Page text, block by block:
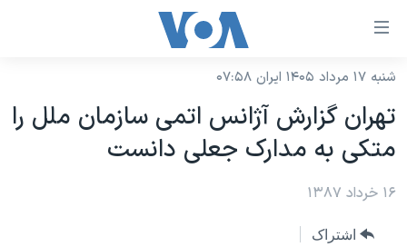
لینکهای
دسترسی
جهش
محتوای
اصلی
نسخه سبک وب‌سایت
موضوع ها
ایران
آمریکا
برنامه های تلویزیونی
جدول برنامه ها
شنبه ۱۷ مرداد ۱۴۰۵ ایران ۰۷:۵۸
تهران گزارش آژانس اتمی سازمان ملل را
متکی به مدارک جعلی دانست
۱۶ خرداد ۱۳۸۷
اشتراک